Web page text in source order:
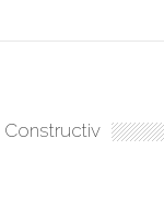
Constructiv